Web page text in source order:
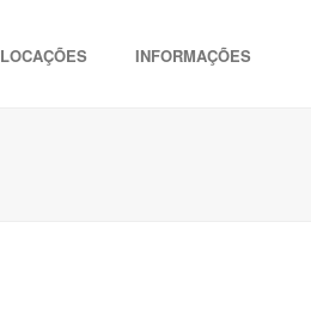
LOCAÇÕES INFORMAÇÕES